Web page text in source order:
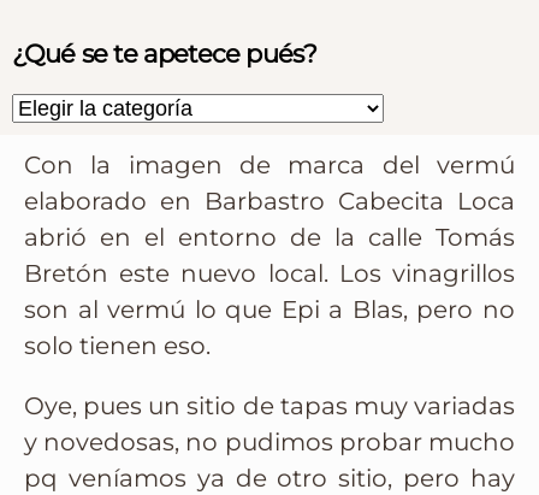
Con la imagen de marca del vermú
elaborado en Barbastro Cabecita Loca
abrió en el entorno de la calle Tomás
Bretón este nuevo local. Los vinagrillos
son al vermú lo que Epi a Blas, pero no
solo tienen eso.
Oye, pues un sitio de tapas muy variadas
y novedosas, no pudimos probar mucho
pq veníamos ya de otro sitio, pero hay
¿Qué se te apetece pués?